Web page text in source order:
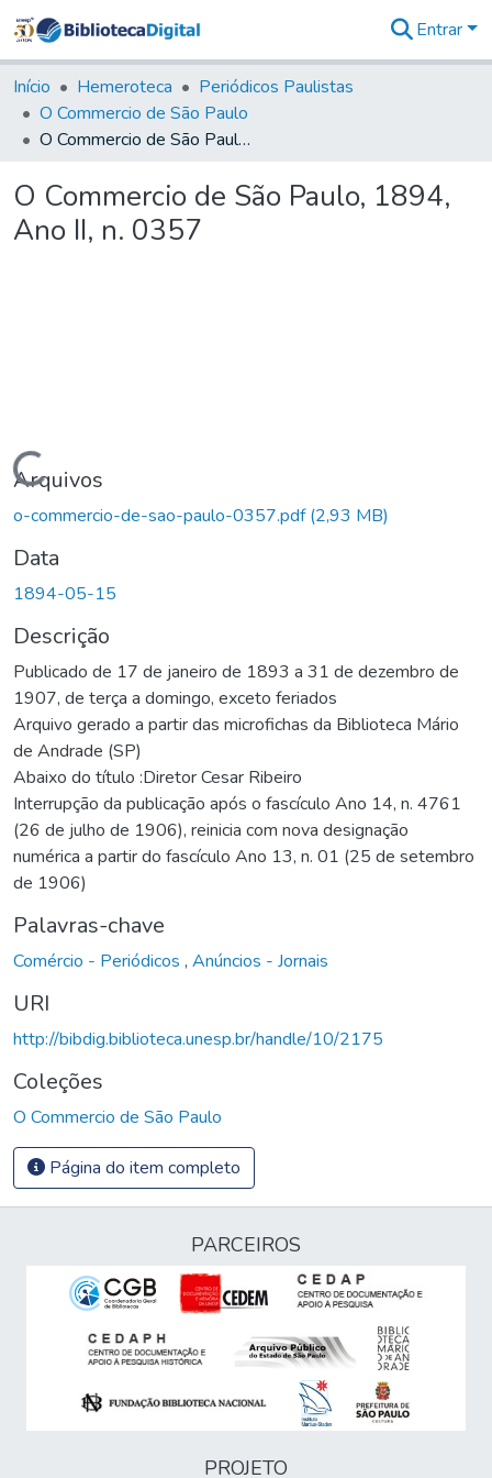
&
Coleções
Tudo na
Biblioteca
Estatísticas
Entrar
Início Hemeroteca
Periódicos Paulistas
O Commercio de São Paulo
O Commercio de São Paulo, 1894, Ano II, n. 0357
O Commercio de São Paulo, 1894,
Ano II, n. 0357
Carregando...
Arquivos
o-commercio-de-sao-paulo-0357.pdf(2,93 MB)
Data
1894-05-15
Descrição
Publicado de 17 de janeiro de 1893 a 31 de dezembro de
1907, de terça a domingo, exceto feriados
Arquivo gerado a partir das microfichas da Biblioteca Mário
de Andrade (SP)
Abaixo do título :Diretor Cesar Ribeiro
Interrupção da publicação após o fascículo Ano 14, n. 4761
(26 de julho de 1906), reinicia com nova designação
numérica a partir do fascículo Ano 13, n. 01 (25 de setembro
de 1906)
Palavras-chave
Comércio - Periódicos , Anúncios - Jornais
URI
http://bibdig.biblioteca.unesp.br/handle/10/2175
Coleções
O Commercio de São Paulo
Página do item completo
PARCEIROS
PROJETO